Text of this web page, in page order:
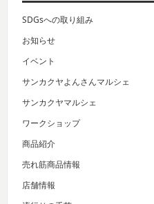
SDGsへの取り組み
お知らせ
イベント
サンカクヤよんさんマルシェ
サンカクヤマルシェ
ワークショップ
商品紹介
売れ筋商品情報
店舗情報